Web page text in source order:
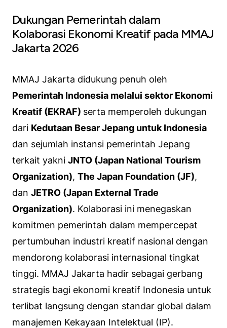
Dukungan Pemerintah dalam
Kolaborasi Ekonomi Kreatif pada MMAJ
Jakarta 2026
MMAJ Jakarta didukung penuh oleh
Pemerintah Indonesia melalui sektor Ekonomi
Kreatif (EKRAF) serta memperoleh dukungan
dari Kedutaan Besar Jepang untuk Indonesia
dan sejumlah instansi pemerintah Jepang
terkait yakni JNTO (Japan National Tourism
Organization), The Japan Foundation (JF),
dan JETRO (Japan External Trade
Organization). Kolaborasi ini menegaskan
komitmen pemerintah dalam mempercepat
pertumbuhan industri kreatif nasional dengan
mendorong kolaborasi internasional tingkat
tinggi. MMAJ Jakarta hadir sebagai gerbang
strategis bagi ekonomi kreatif Indonesia untuk
terlibat langsung dengan standar global dalam
manajemen Kekayaan Intelektual (IP).